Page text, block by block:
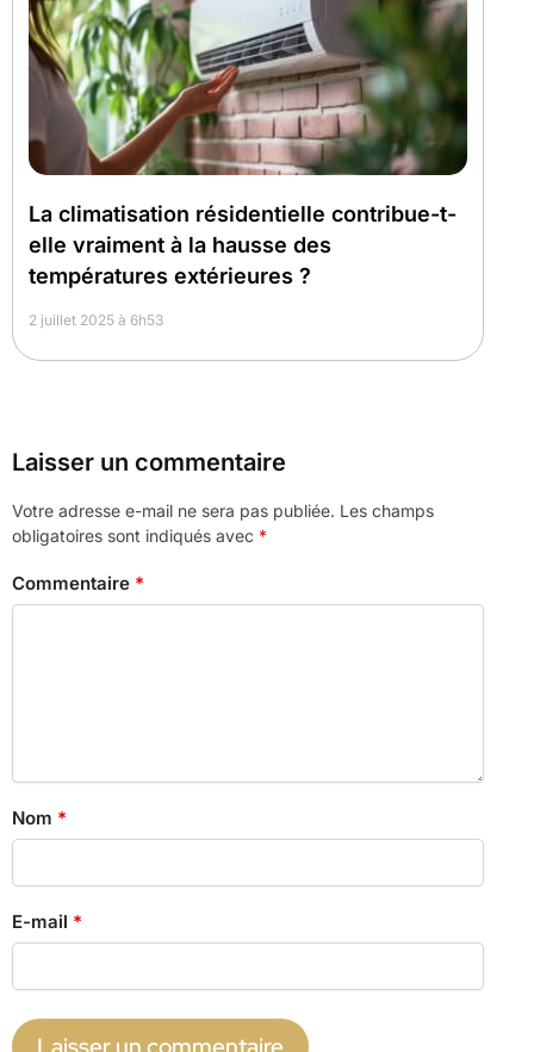
La climatisation résidentielle contribue-t-
elle vraiment à la hausse des
températures extérieures ?
2 juillet 2025 à 6h53
Laisser un commentaire
Votre adresse e-mail ne sera pas publiée. Les champs
obligatoires sont indiqués avec *
Commentaire *
Nom *
E-mail *